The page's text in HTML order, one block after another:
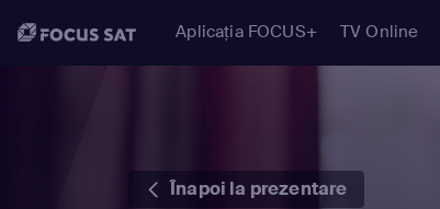
Aplicația FOCUS+ TV Online
Înapoi la prezentare